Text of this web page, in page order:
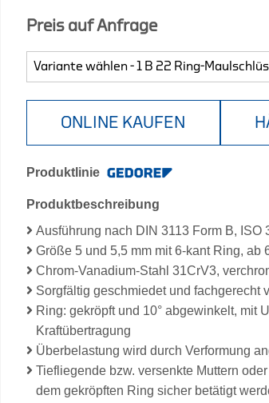
Preis auf Anfrage
ONLINE KAUFEN
Produktlinie
Produktbeschreibung
Ausführung nach DIN 3113 Form B, ISO
Größe 5 und 5,5 mm mit 6-kant Ring, ab
Chrom-Vanadium-Stahl 31CrV3,
Sorgfältig geschmiedet und fachgerecht
Ring: gekröpft und 10° abgewinkelt, mit
Kraftübertragung
Überbelastung wird durch Verformung
Tiefliegende bzw. versenkte Muttern
dem gekröpften Ring sicher betätigt